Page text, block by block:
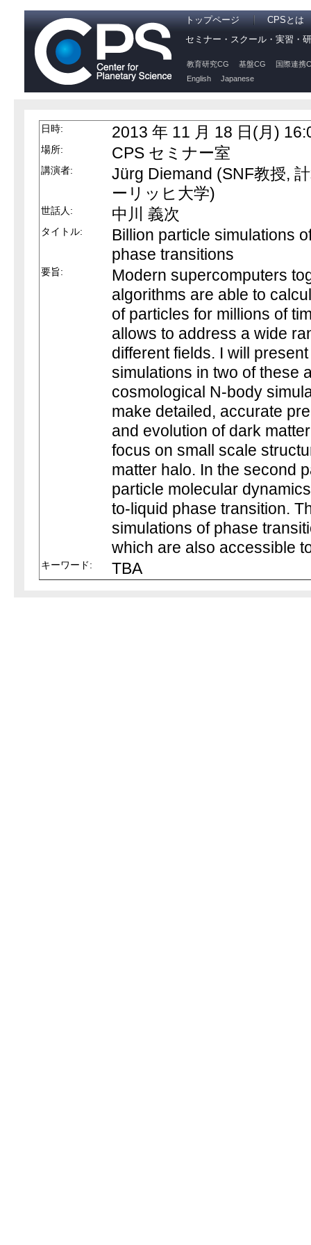
トップページ
CPSとは
セミナー・スクール・実習・
教育研究CG 基盤CG
国際連携
English
Japanese
日時: 2013 年 11 月 18 日(月)
場所: CPS セミナー室
講演者:
Jürg Diemand (SNF教授,
ーリッヒ大学)
世話人: 中川 義次
タイトル:
Billion particle simulations
phase transitions
要旨:
Modern supercomputers
algorithms are able to
of particles for millions of
allows to address a wide
different fields. I will
simulations in two of these
cosmological N-body
make detailed, accurate
and evolution of dark
focus on small scale
matter halo. In the second
particle molecular
to-liquid phase transition.
simulations of phase
which are also accessible
キーワード: TBA